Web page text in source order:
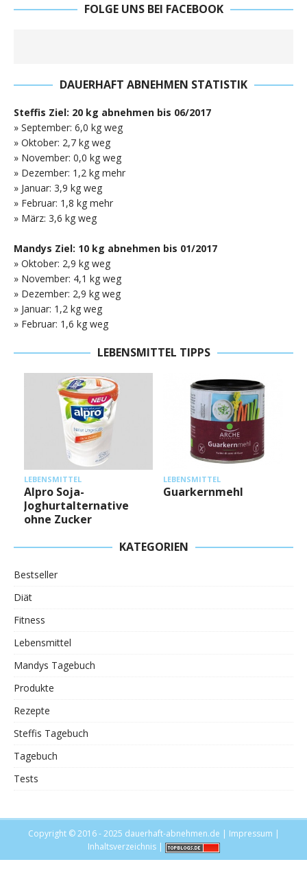
FOLGE UNS BEI FACEBOOK
DAUERHAFT ABNEHMEN STATISTIK
Steffis Ziel: 20 kg abnehmen bis 06/2017
» September: 6,0 kg weg
» Oktober: 2,7 kg weg
» November: 0,0 kg weg
» Dezember: 1,2 kg mehr
» Januar: 3,9 kg weg
» Februar: 1,8 kg mehr
» März: 3,6 kg weg
Mandys Ziel: 10 kg abnehmen bis 01/2017
» Oktober: 2,9 kg weg
» November: 4,1 kg weg
» Dezember: 2,9 kg weg
» Januar: 1,2 kg weg
» Februar: 1,6 kg weg
LEBENSMITTEL TIPPS
LEBENSMITTEL
Alpro Soja-
Joghurtalternative
ohne Zucker
LEBENSMITTEL
Guarkernmehl
KATEGORIEN
Bestseller
Diät
Fitness
Lebensmittel
Mandys Tagebuch
Produkte
Rezepte
Steffis Tagebuch
Tagebuch
Tests
Copyright © 2016 - 2025 dauerhaft-abnehmen.de | Impressum |
Inhaltsverzeichnis|